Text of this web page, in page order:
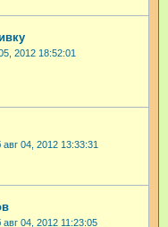
2012 18:52:01
04, 2012 13:33:31
авг 04, 2012 11:23:05